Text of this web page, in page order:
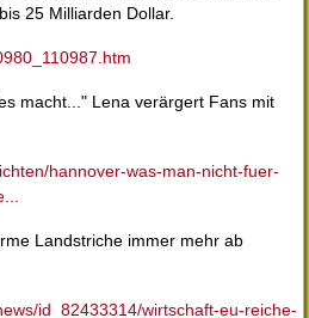
25 Milliarden Dollar.
macht..." Lena verärgert Fans mit
hannover-was-man-nicht-fuer-
Landstriche immer mehr ab
id_82433314/wirtschaft-eu-reiche-